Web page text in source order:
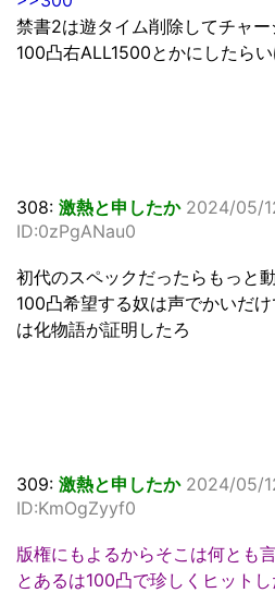
禁書2は遊タイム削除してチャ
100凸右ALL1500とかにしたら
308: 激熱と申したか 2024/05/
ID:0zPgANau0
初代のスペックだったらもっと
100凸希望する奴は声でかいだ
は化物語が証明したろ
309: 激熱と申したか 2024/05/
ID:KmOgZyyf0
版権にもよるからそこは何とも
とあるは100凸で珍しくヒット